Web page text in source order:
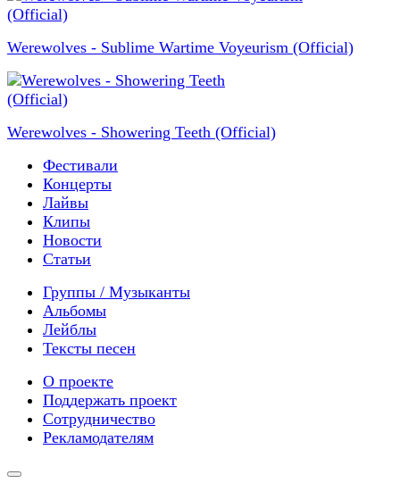
Werewolves - Sublime Wartime Voyeurism (Official)
Werewolves - Showering Teeth (Official)
Фестивали
Концерты
Лайвы
Клипы
Новости
Статьи
Группы / Музыканты
Альбомы
Лейблы
Тексты песен
О проекте
Поддержать проект
Сотрудничество
Рекламодателям